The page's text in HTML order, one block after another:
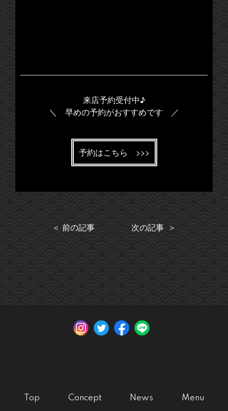
来店予約受付中♪
＼ 早めの予約がおすすめです ／
予約はこちら >>>
＜ 前の記事 次の記事 ＞
Top Concept News Menu